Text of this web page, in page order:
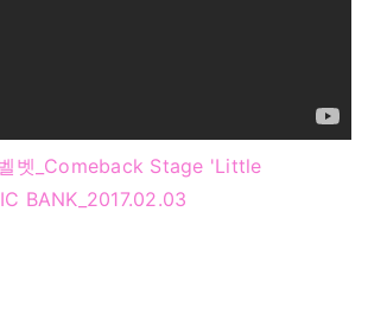
벳_Comeback Stage 'Little
BANK_2017.02.03